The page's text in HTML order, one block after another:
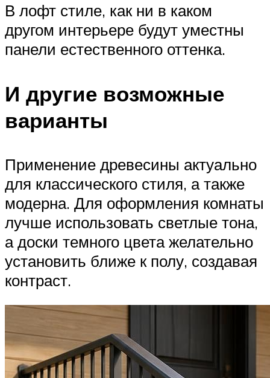
В лофт стиле, как ни в каком
другом интерьере будут уместны
панели естественного оттенка.
И другие возможные
варианты
Применение древесины актуально
для классического стиля, а также
модерна. Для оформления комнаты
лучше использовать светлые тона,
а доски темного цвета желательно
установить ближе к полу, создавая
контраст.